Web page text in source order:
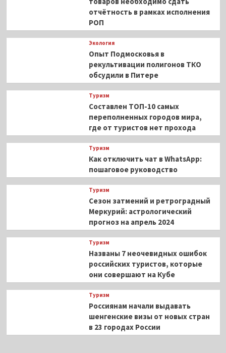
отчётность в рамках исполнения
РОП
Экология
Опыт Подмосковья в
рекультивации полигонов ТКО
обсудили в Питере
Туризм
Составлен ТОП-10 самых
переполненных городов мира,
где от туристов нет прохода
Туризм
Как отключить чат в WhatsApp:
пошаговое руководство
Туризм
Сезон затмений и ретроградный
Меркурий: астрологический
прогноз на апрель 2024
Туризм
Названы 7 неочевидных ошибок
российских туристов, которые
они совершают на Кубе
Туризм
Россиянам начали выдавать
шенгенские визы от новых стран
в 23 городах России